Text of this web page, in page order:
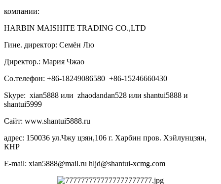
компании:
HARBIN MAISHITE TRADING CO.,LTD
Гине. директор: Семён Лю
Директор.: Мария Чжао
Со.телефон: +86-18249086580 +86-15246660430
Skype: xian5888 или zhaodandan528 или shantui5888 и
shantui5999
Сайт: www.shantui5888.ru
адрес: 150036 ул.Чжу цзян,106 г. Харбин пров. Хэйлунцзян,
КНР
E-mail: xian5888@mail.ru hljd@shantui-xcmg.com